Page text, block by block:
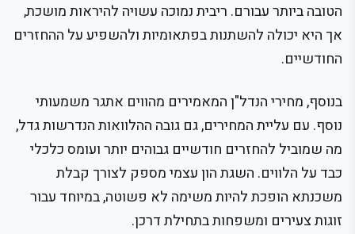
הטובה ביותר עבורם. ריבית נמוכה עשויה להיראות מושכת,
אך היא יכולה להשתנות בפתאומיות ולהשפיע על ההחזרים
החודשיים.
בנוסף, מחירי הנדל"ן המאמירים מהווים אתגר משמעותי
נוסף. עם עליית המחירים, גם גובה ההלוואות הנדרשות גדל,
מה שמוביל להחזרים חודשיים גבוהים יותר ועומס כלכלי
כבד על הלווים. השגת הון עצמי מספק לצורך קבלת
משכנתא הופכת להיות משימה לא פשוטה, במיוחד עבור
זוגות צעירים ומשפחות בתחילת דרכן.